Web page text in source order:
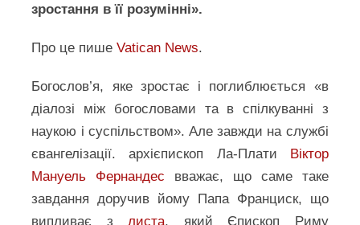
зростання в її розумінні».
Про це пишеVatican News.
Богослов’я, яке зростає і поглиблюється «в
діалозі між богословами та в спілкуванні з
наукою і суспільством». Але завжди на службі
євангелізації. архієпископ Ла-Плати Віктор
Мануель Фернандес вважає, що саме таке
завдання доручив йому Папа Франциск, що
випливає злиста, який Єпископ Риму